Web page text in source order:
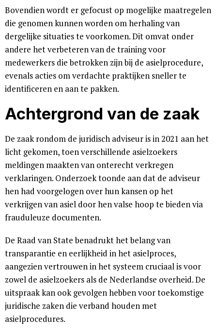
Bovendien wordt er gefocust op mogelijke maatregelen
die genomen kunnen worden om herhaling van
dergelijke situaties te voorkomen. Dit omvat onder
andere het verbeteren van de training voor
medewerkers die betrokken zijn bij de asielprocedure,
evenals acties om verdachte praktijken sneller te
identificeren en aan te pakken.
Achtergrond van de zaak
De zaak rondom de juridisch adviseur is in 2021 aan het
licht gekomen, toen verschillende asielzoekers
meldingen maakten van onterecht verkregen
verklaringen. Onderzoek toonde aan dat de adviseur
hen had voorgelogen over hun kansen op het
verkrijgen van asiel door hen valse hoop te bieden via
frauduleuze documenten.
De Raad van State benadrukt het belang van
transparantie en eerlijkheid in het asielproces,
aangezien vertrouwen in het systeem cruciaal is voor
zowel de asielzoekers als de Nederlandse overheid. De
uitspraak kan ook gevolgen hebben voor toekomstige
juridische zaken die verband houden met
asielprocedures.